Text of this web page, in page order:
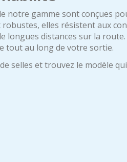
notre gamme sont conçues
elles résistent aux
longues distances sur la
tout au long de votre sortie.
selles et trouvez le modèle